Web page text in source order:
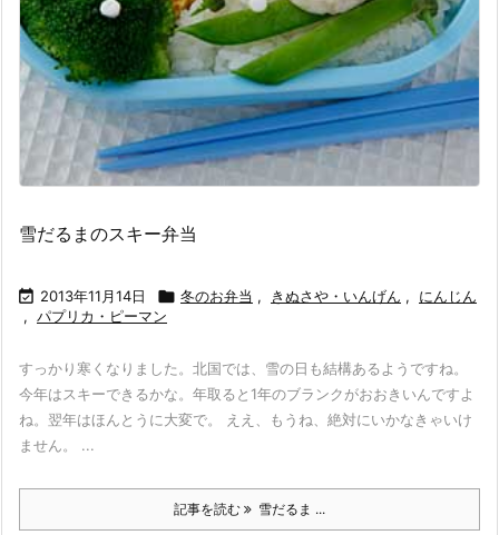
雪だるまのスキー弁当
 2013年11月14日  冬のお弁当 , きぬさや・いんげん ,
にんじん
, パプリカ・ピーマン
すっかり寒くなりました。北国では、雪の日も結構あるようですね。
今年はスキーできるかな。年取ると1年のブランクがおおきいんですよ
ね。翌年はほんとうに大変で。 ええ、もうね、絶対にいかなきゃいけ
ません。 ...
記事を読む 雪だるま ...